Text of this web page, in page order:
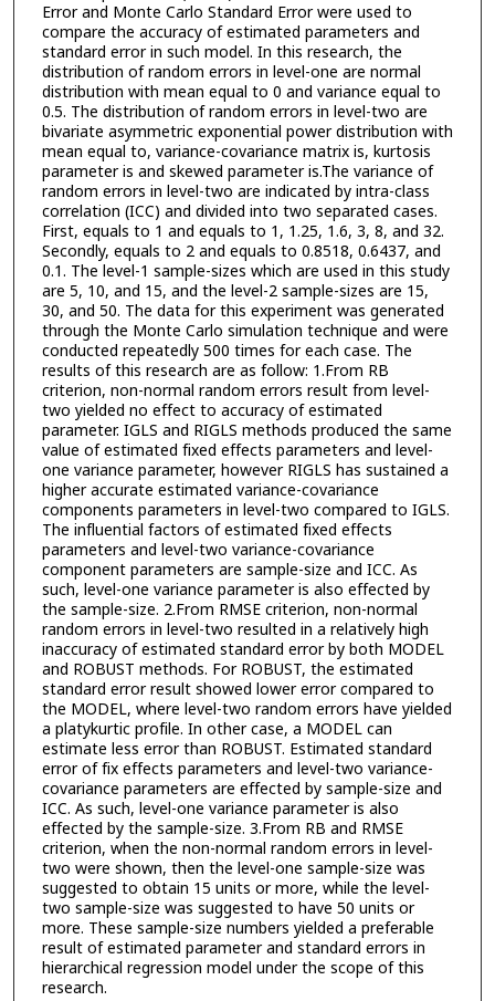
Error and Monte Carlo Standard Error were used to
compare the accuracy of estimated parameters and
standard error in such model. In this research, the
distribution of random errors in level-one are normal
distribution with mean equal to 0 and variance equal to
0.5. The distribution of random errors in level-two are
bivariate asymmetric exponential power distribution with
mean equal to, variance-covariance matrix is, kurtosis
parameter is and skewed parameter is.The variance of
random errors in level-two are indicated by intra-class
correlation (ICC) and divided into two separated cases.
First, equals to 1 and equals to 1, 1.25, 1.6, 3, 8, and 32.
Secondly, equals to 2 and equals to 0.8518, 0.6437, and
0.1. The level-1 sample-sizes which are used in this study
are 5, 10, and 15, and the level-2 sample-sizes are 15,
30, and 50. The data for this experiment was generated
through the Monte Carlo simulation technique and were
conducted repeatedly 500 times for each case. The
results of this research are as follow: 1.From RB
criterion, non-normal random errors result from level-
two yielded no effect to accuracy of estimated
parameter. IGLS and RIGLS methods produced the same
value of estimated fixed effects parameters and level-
one variance parameter, however RIGLS has sustained a
higher accurate estimated variance-covariance
components parameters in level-two compared to IGLS.
The influential factors of estimated fixed effects
parameters and level-two variance-covariance
component parameters are sample-size and ICC. As
such, level-one variance parameter is also effected by
the sample-size. 2.From RMSE criterion, non-normal
random errors in level-two resulted in a relatively high
inaccuracy of estimated standard error by both MODEL
and ROBUST methods. For ROBUST, the estimated
standard error result showed lower error compared to
the MODEL, where level-two random errors have yielded
a platykurtic profile. In other case, a MODEL can
estimate less error than ROBUST. Estimated standard
error of fix effects parameters and level-two variance-
covariance parameters are effected by sample-size and
ICC. As such, level-one variance parameter is also
effected by the sample-size. 3.From RB and RMSE
criterion, when the non-normal random errors in level-
two were shown, then the level-one sample-size was
suggested to obtain 15 units or more, while the level-
two sample-size was suggested to have 50 units or
more. These sample-size numbers yielded a preferable
result of estimated parameter and standard errors in
hierarchical regression model under the scope of this
research.